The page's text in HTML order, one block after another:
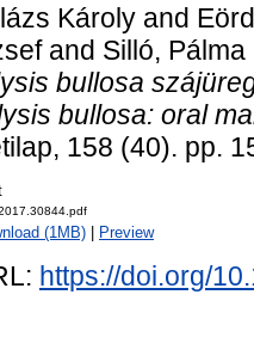
Károly and
and Silló, Pálma
bullosa
bullosa: oral
158 (40). pp.
(1MB) Preview
https://doi.org/